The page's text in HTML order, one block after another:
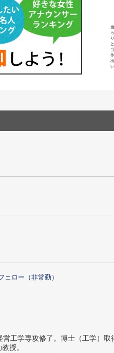
ロー（非常勤）
工学専攻修了。博士（工学）取
授。